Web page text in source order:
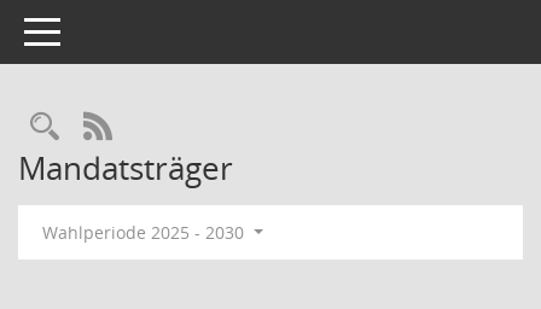
Toggle navigation
Rechercheauswahl
RSS-Feed
Mandatsträger
Wahlperiode 2025 - 2030